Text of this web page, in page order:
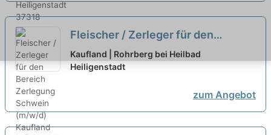
Fleischer / Zerleger für den
Bereich Zerlegung Schwein
(m/w/d) neu
Kaufland | Rohrberg bei Heilbad
Heiligenstadt
zum Angebot